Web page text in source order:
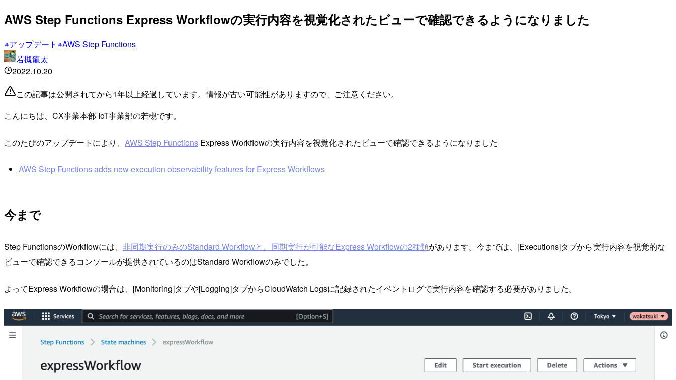
AWS Step Functions Express Workflowの実行内容を視覚化されたビューで確認できるようになりました
アップデート
AWS Step Functions
若槻龍太
2022.10.20
この記事は公開されてから1年以上経過しています。情報が古い可能性がありますので、ご注意ください。
こんにちは、CX事業本部 IoT事業部の若槻です。
このたびのアップデートにより、 AWS Step Functions Express Workflowの実行内容を視覚化されたビューで確認できるようになりました
AWS Step Functions adds new execution observability features for Express Workflows
今まで
Step FunctionsのWorkflowには、 非同期実行のみのStandard Workflowと、同期実行が可能なExpress Workflowの2種類があります。今までは、[Executions]タブから実行内容を視覚的な
ビューで確認できるコンソールが提供されているのはStandard Workflowのみでした。
よってExpress Workflowの場合は、[Monitoring]タブや[Logging]タブからCloudWatch Logsに記録されたイベントログで実行内容を確認する必要がありました。